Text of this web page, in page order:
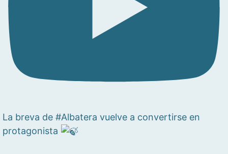
La breva de #Albatera vuelve a convertirse en
protagonista